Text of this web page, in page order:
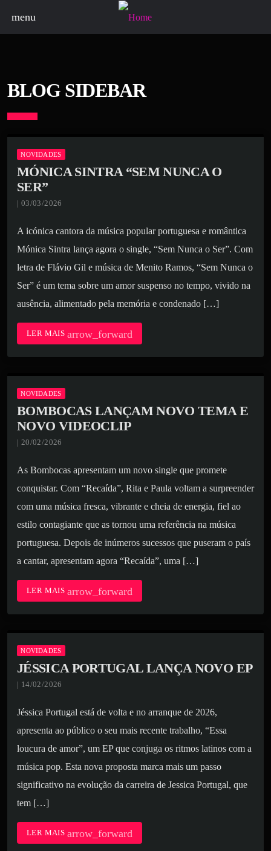
menu
BLOG SIDEBAR
NOVIDADES
MÓNICA SINTRA “SEM NUNCA O
SER”
| 03/03/2026
A icónica cantora da música popular portuguesa e romântica
Mónica Sintra lança agora o single, “Sem Nunca o Ser”. Com
letra de Flávio Gil e música de Menito Ramos, “Sem Nunca o
Ser” é um tema sobre um amor suspenso no tempo, vivido na
ausência, alimentado pela memória e condenado […]
LER MAIS arrow_forward
NOVIDADES
BOMBOCAS LANÇAM NOVO TEMA E
NOVO VIDEOCLIP
| 20/02/2026
As Bombocas apresentam um novo single que promete
conquistar. Com “Recaída”, Rita e Paula voltam a surpreender
com uma música fresca, vibrante e cheia de energia, fiel ao
estilo contagiante que as tornou uma referência na música
portuguesa. Depois de inúmeros sucessos que puseram o país
a cantar, apresentam agora “Recaída”, uma […]
LER MAIS arrow_forward
NOVIDADES
JÉSSICA PORTUGAL LANÇA NOVO EP
| 14/02/2026
Jéssica Portugal está de volta e no arranque de 2026,
apresenta ao público o seu mais recente trabalho, “Essa
loucura de amor”, um EP que conjuga os ritmos latinos com a
música pop. Esta nova proposta marca mais um passo
significativo na evolução da carreira de Jessica Portugal, que
tem […]
LER MAIS arrow_forward